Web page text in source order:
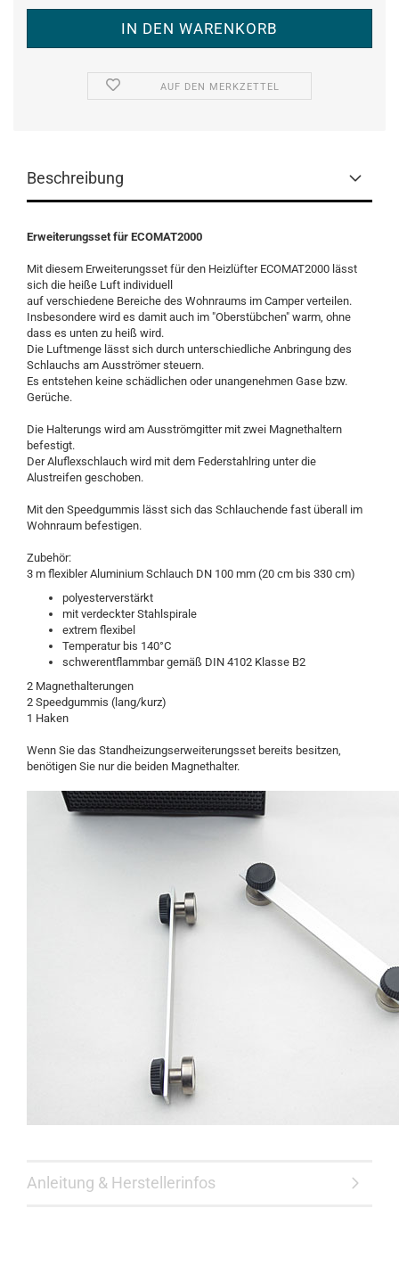
AUF DEN MERKZETTEL
Beschreibung
Erweiterungsset für ECOMAT2000
Mit diesem Erweiterungsset für den Heizlüfter ECOMAT2000 lässt
sich die heiße Luft individuell
auf verschiedene Bereiche des Wohnraums im Camper verteilen.
Insbesondere wird es damit auch im "Oberstübchen" warm, ohne
dass es unten zu heiß wird.
Die Luftmenge lässt sich durch unterschiedliche Anbringung des
Schlauchs am Ausströmer steuern.
Es entstehen keine schädlichen oder unangenehmen Gase bzw.
Gerüche.
Die Halterungs wird am Ausströmgitter mit zwei Magnethaltern
befestigt.
Der Aluflexschlauch wird mit dem Federstahlring unter die
Alustreifen geschoben.
Mit den Speedgummis lässt sich das Schlauchende fast überall im
Wohnraum befestigen.
Zubehör:
3 m flexibler Aluminium Schlauch DN 100 mm (20 cm bis 330 cm)
polyesterverstärkt
mit verdeckter Stahlspirale
extrem flexibel
Temperatur bis 140°C
schwerentflammbar gemäß DIN 4102 Klasse B2
2 Magnethalterungen
2 Speedgummis (lang/kurz)
1 Haken
Wenn Sie das Standheizungserweiterungsset bereits besitzen,
benötigen Sie nur die beiden Magnethalter.
Anleitung & Herstellerinfos